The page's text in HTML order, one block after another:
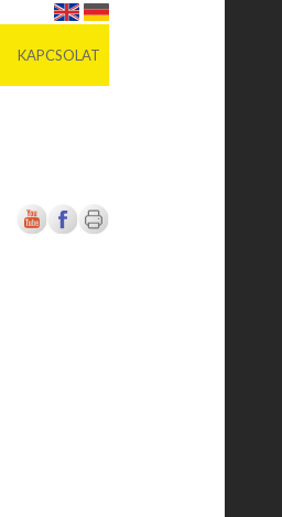
KAPCSOLAT